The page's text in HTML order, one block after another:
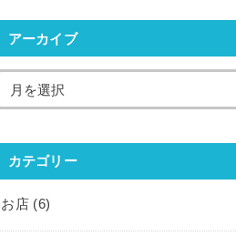
アーカイブ
カテゴリー
お店 (6)